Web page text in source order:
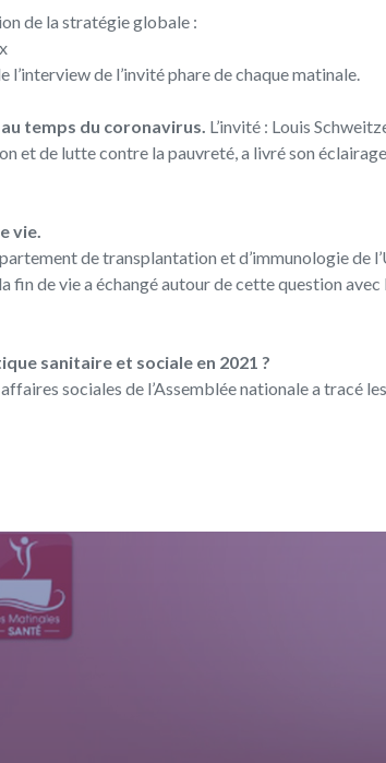
de la stratégie globale :
de l’invité phare de chaque matinale.
temps du coronavirus. L’invité : Louis
et de lutte contre la pauvreté, a livré son
vie.
de transplantation et d’immunologie de
fin de vie a échangé autour de cette question avec
sanitaire et sociale en 2021 ?
sociales de l’Assemblée nationale a tracé